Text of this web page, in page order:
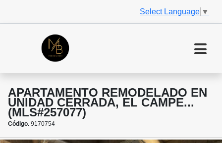
Select Language ▼
APARTAMENTO REMODELADO EN
UNIDAD CERRADA, EL CAMPE...
(MLS#257077)
Código. 9170754